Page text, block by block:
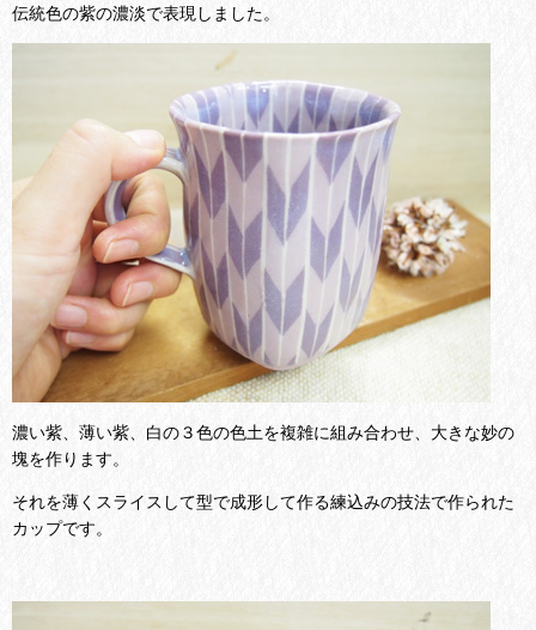
伝統色の紫の濃淡で表現しました。
濃い紫、薄い紫、白の３色の色土を複雑に組み合わせ、大きな妙の
塊を作ります。
それを薄くスライスして型で成形して作る練込みの技法で作られた
カップです。